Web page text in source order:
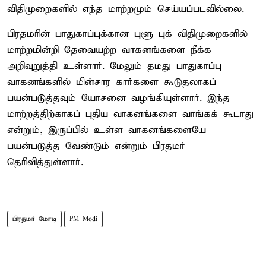
விதிமுறைகளில் எந்த மாற்றமும் செய்யப்படவில்லை.
பிரதமரின் பாதுகாப்புக்கான புளூ புக் விதிமுறைகளில்
மாற்றமின்றி தேவையற்ற வாகனங்களை நீக்க
அறிவுறுத்தி உள்ளார். மேலும் தமது பாதுகாப்பு
வாகனங்களில் மின்சார கார்களை கூடுதலாகப்
பயன்படுத்தவும் யோசனை வழங்கியுள்ளார். இந்த
மாற்றத்திற்காகப் புதிய வாகனங்களை வாங்கக் கூடாது
என்றும், இருப்பில் உள்ள வாகனங்களையே
பயன்படுத்த வேண்டும் என்றும் பிரதமர்
தெரிவித்துள்ளார்.
பிரதமர் மோடி PM Modi